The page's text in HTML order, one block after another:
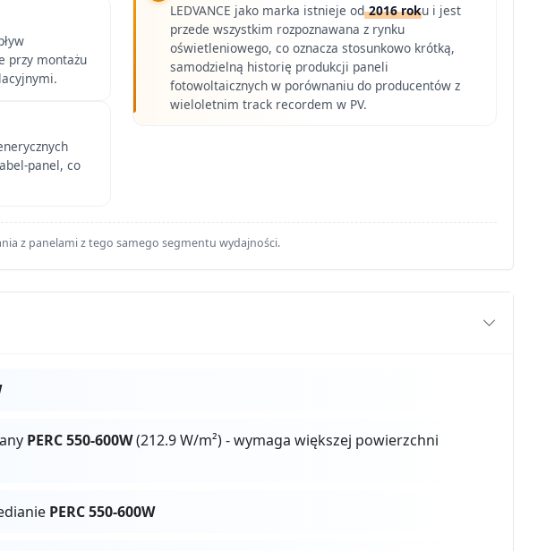
przy montażu
panel, co
LEDVANCE jako marka istnieje od2016 roku i jest
przede wszystkim rozpoznawana z rynku
oświetleniowego, co oznacza stosunkowo krótką,
samodzielną historię produkcji paneli
fotowoltaicznych w porównaniu do producentów z
wieloletnim track recordem w PV.
z panelami z tego samego segmentu wydajności.
PERC 550-600W(212.9 W/m²) - wymaga większej powierzchni
PERC 550-600W